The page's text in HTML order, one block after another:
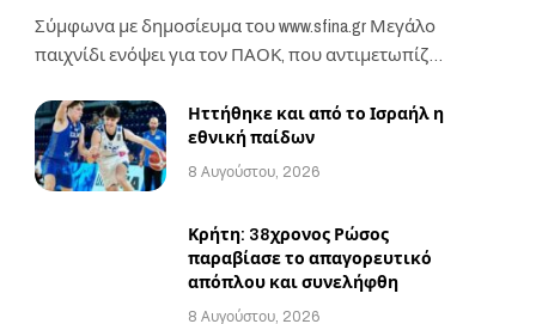
Σύμφωνα με δημοσίευμα του www.sfina.gr Μεγάλο
παιχνίδι ενόψει για τον ΠΑΟΚ, που αντιμετωπίζει
Ηττήθηκε και από το Ισραήλ η
εθνική παίδων
8 Αυγούστου, 2026
Κρήτη: 38χρονος Ρώσος
παραβίασε το απαγορευτικό
απόπλου και συνελήφθη
8 Αυγούστου, 2026